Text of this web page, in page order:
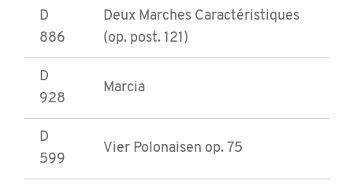
D
886
Deux Marches Caractéristiques
(op. post. 121)
D
928
Marcia
D
599
Vier Polonaisen op. 75